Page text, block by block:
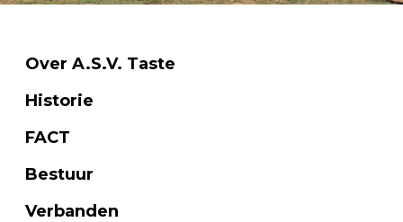
Over A.S.V. Taste
Historie
FACT
Bestuur
Verbanden